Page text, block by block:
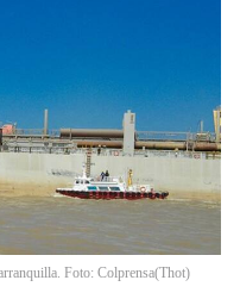
Foto: Colprensa(Thot)